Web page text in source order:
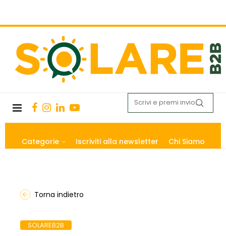
Categorie Iscriviti alla newsletter Chi Siamo
Torna indietro
SOLAREB2B